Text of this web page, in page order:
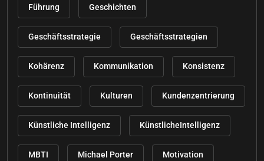
Führung Geschichten
Geschäftsstrategie Geschäftsstrategien
Kohärenz Kommunikation Konsistenz
Kontinuität Kulturen Kundenzentrierung
Künstliche Intelligenz KünstlicheIntelligenz
MBTI Michael Porter Motivation